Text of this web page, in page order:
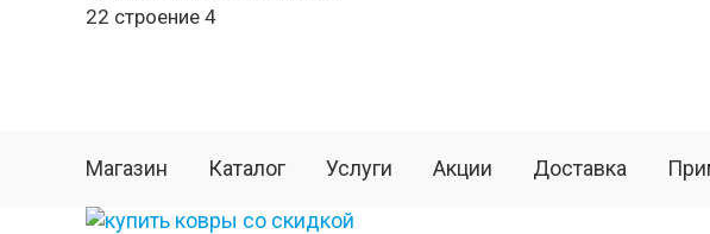
22 строение 4
Магазин Каталог Услуги Акции Доставка